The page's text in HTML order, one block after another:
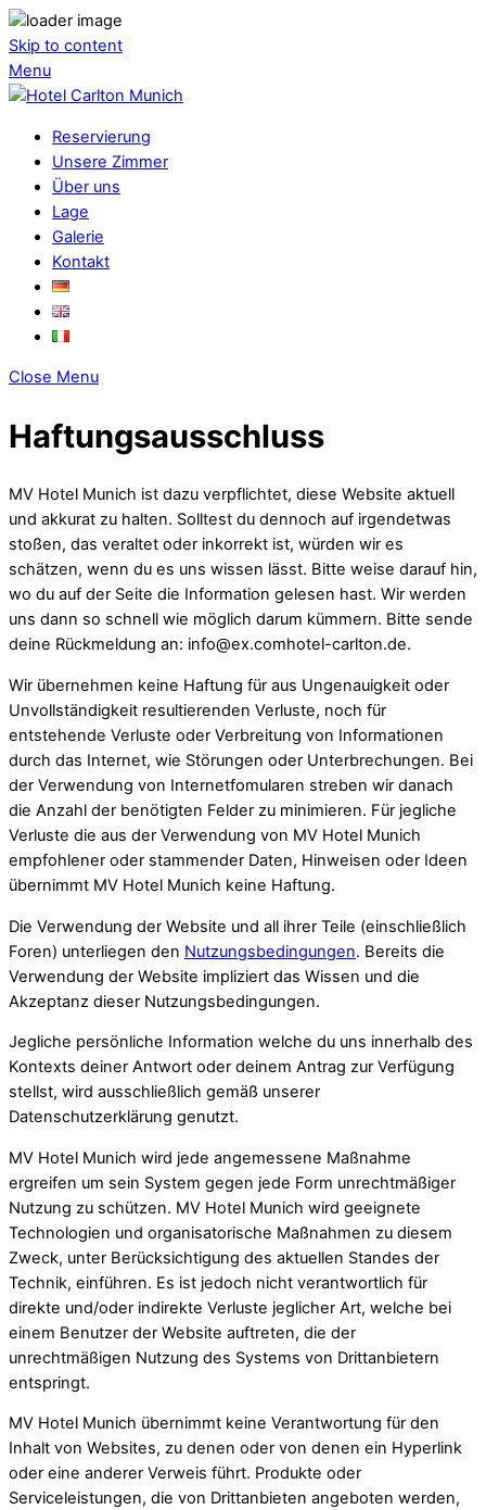
Skip to content
Menu
Reservierung
Unsere Zimmer
Über uns
Lage
Galerie
Kontakt
Close Menu
Haftungsausschluss
MV Hotel Munich ist dazu verpflichtet, diese Website aktuell
und akkurat zu halten. Solltest du dennoch auf irgendetwas
stoßen, das veraltet oder inkorrekt ist, würden wir es
schätzen, wenn du es uns wissen lässt. Bitte weise darauf hin,
wo du auf der Seite die Information gelesen hast. Wir werden
uns dann so schnell wie möglich darum kümmern. Bitte sende
deine Rückmeldung an: info@ex.comhotel-carlton.de.
Wir übernehmen keine Haftung für aus Ungenauigkeit oder
Unvollständigkeit resultierenden Verluste, noch für
entstehende Verluste oder Verbreitung von Informationen
durch das Internet, wie Störungen oder Unterbrechungen. Bei
der Verwendung von Internetfomularen streben wir danach
die Anzahl der benötigten Felder zu minimieren. Für jegliche
Verluste die aus der Verwendung von MV Hotel Munich
empfohlener oder stammender Daten, Hinweisen oder Ideen
übernimmt MV Hotel Munich keine Haftung.
Die Verwendung der Website und all ihrer Teile (einschließlich
Foren) unterliegen den Nutzungsbedingungen. Bereits die
Verwendung der Website impliziert das Wissen und die
Akzeptanz dieser Nutzungsbedingungen.
Jegliche persönliche Information welche du uns innerhalb des
Kontexts deiner Antwort oder deinem Antrag zur Verfügung
stellst, wird ausschließlich gemäß unserer
Datenschutzerklärung genutzt.
MV Hotel Munich wird jede angemessene Maßnahme
ergreifen um sein System gegen jede Form unrechtmäßiger
Nutzung zu schützen. MV Hotel Munich wird geeignete
Technologien und organisatorische Maßnahmen zu diesem
Zweck, unter Berücksichtigung des aktuellen Standes der
Technik, einführen. Es ist jedoch nicht verantwortlich für
direkte und/oder indirekte Verluste jeglicher Art, welche bei
einem Benutzer der Website auftreten, die der
unrechtmäßigen Nutzung des Systems von Drittanbietern
entspringt.
MV Hotel Munich übernimmt keine Verantwortung für den
Inhalt von Websites, zu denen oder von denen ein Hyperlink
oder eine anderer Verweis führt. Produkte oder
Serviceleistungen, die von Drittanbieten angeboten werden,